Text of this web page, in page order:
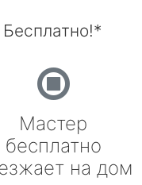
Мастер
бесплатно
на дом